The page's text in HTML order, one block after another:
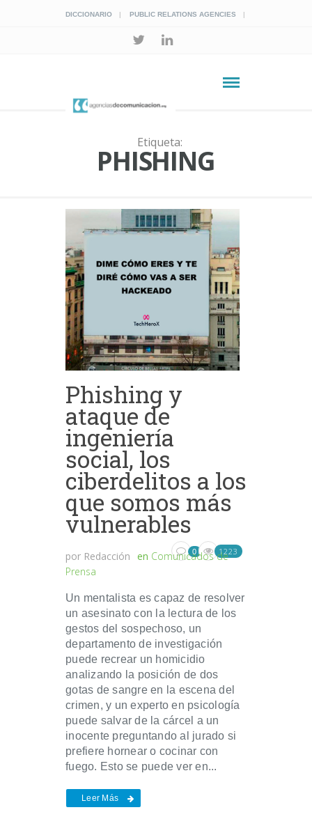
DICCIONARIO PUBLIC RELATIONS AGENCIES
Etiqueta:
PHISHING
Phishing y
ataque de
ingeniería
social, los
ciberdelitos a los
que somos más
vulnerables
por Redacción en Comunicados de
Prensa
0 1223
Un mentalista es capaz de resolver
un asesinato con la lectura de los
gestos del sospechoso, un
departamento de investigación
puede recrear un homicidio
analizando la posición de dos
gotas de sangre en la escena del
crimen, y un experto en psicología
puede salvar de la cárcel a un
inocente preguntando al jurado si
prefiere hornear o cocinar con
fuego. Esto se puede ver en...
Leer Más